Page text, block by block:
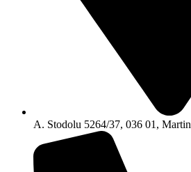
A. Stodolu 5264/37, 036 01, Martin